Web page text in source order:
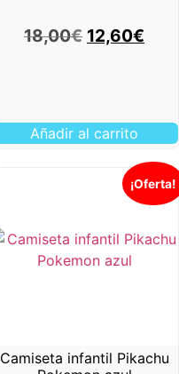
18,00€ 12,60€
Añadir al carrito
¡Oferta!
Camiseta infantil Pikachu